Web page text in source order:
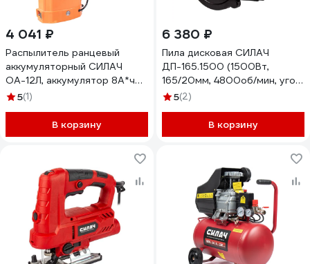
4 041 ₽
Распылитель ранцевый
аккумуляторный СИЛАЧ
ОА-12Л, аккумулятор 8А*ч
(1/1) 023893
5(1)
В корзину
6 380 ₽
Пила дисковая СИЛАЧ
ДП-165.1500 (1500Вт,
165/20мм, 4800об/мин, угол
45) (4/40) 024895
5(2)
В корзину